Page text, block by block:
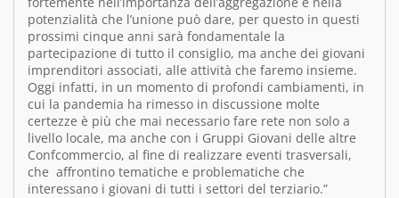
potenzialità che l’unione può dare, per questo in questi
prossimi cinque anni sarà fondamentale la
partecipazione di tutto il consiglio, ma anche dei giovani
imprenditori associati, alle attività che faremo insieme.
Oggi infatti, in un momento di profondi cambiamenti, in
cui la pandemia ha rimesso in discussione molte
certezze è più che mai necessario fare rete non solo a
livello locale, ma anche con i Gruppi Giovani delle altre
Confcommercio, al fine di realizzare eventi trasversali,
che affrontino tematiche e problematiche che
interessano i giovani di tutti i settori del terziario.”